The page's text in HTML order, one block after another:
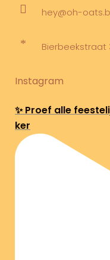
hey@oh-
Bierbeekstraat
Instagram
✨ Proef alle
ker